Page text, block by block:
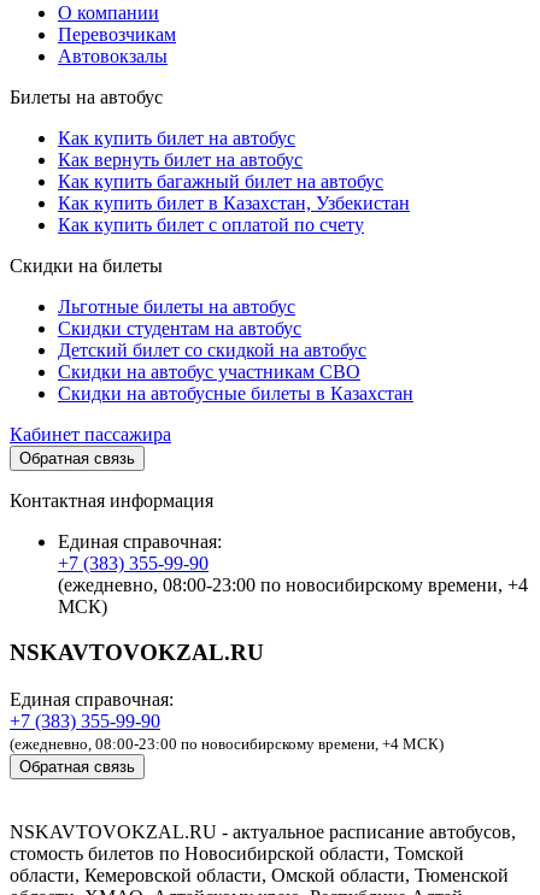
О компании
Перевозчикам
Автовокзалы
Билеты на автобус
Как купить билет на автобус
Как вернуть билет на автобус
Как купить багажный билет на автобус
Как купить билет в Казахстан, Узбекистан
Как купить билет с оплатой по счету
Скидки на билеты
Льготные билеты на автобус
Скидки студентам на автобус
Детский билет со скидкой на автобус
Скидки на автобус участникам СВО
Скидки на автобусные билеты в Казахстан
Кабинет пассажира
Обратная связь
Контактная информация
Единая справочная:
+7 (383) 355-99-90
(ежедневно, 08:00-23:00 по новосибирскому времени, +4
МСК)
NSKAVTOVOKZAL.RU
Единая справочная:
+7 (383) 355-99-90
(ежедневно, 08:00-23:00 по новосибирскому времени, +4 МСК)
Обратная связь
NSKAVTOVOKZAL.RU - актуальное расписание автобусов,
стомость билетов по Новосибирской области, Томской
области, Кемеровской области, Омской области, Тюменской